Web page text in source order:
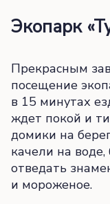
Экопарк
Прекрасным
посещение
в 15 минутах
ждет покой и
домики на
качели на
отведать
и мороженое.